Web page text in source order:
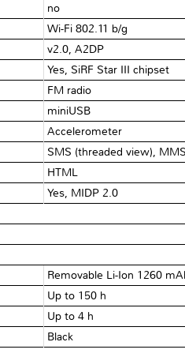
no
Wi-Fi 802.11 b/g
v2.0, A2DP
Yes, SiRF Star III chipset
FM radio
miniUSB
Accelerometer
SMS (threaded view),
HTML
Yes, MIDP 2.0
Removable Li-Ion 1260
Up to 150 h
Up to 4 h
Black